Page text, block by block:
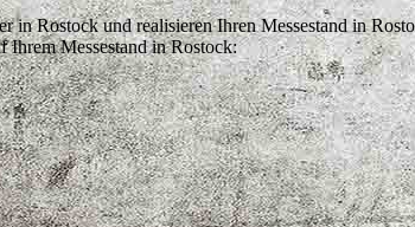
in Rostock und realisieren Ihren Messestand in
Ihrem Messestand in Rostock: